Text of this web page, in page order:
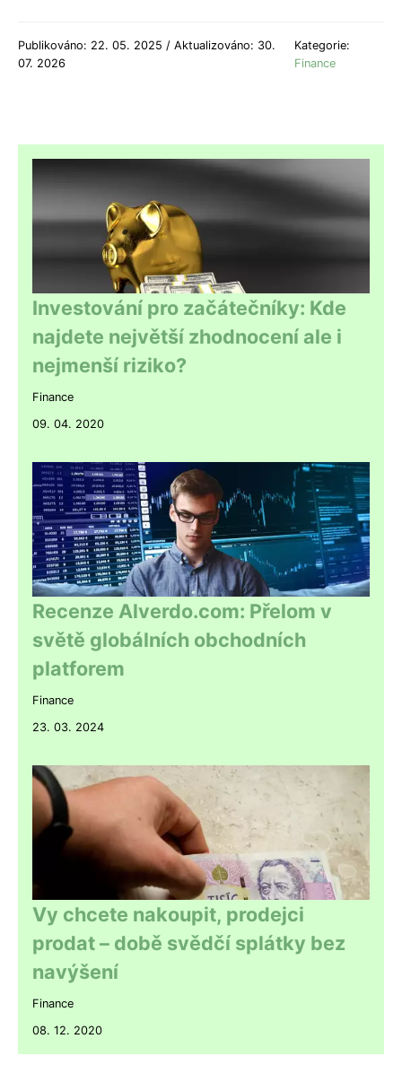
Publikováno: 22. 05. 2025 / Aktualizováno: 30.
07. 2026
Kategorie:
Finance
Investování pro začátečníky: Kde
najdete největší zhodnocení ale i
nejmenší riziko?
Finance
09. 04. 2020
Recenze Alverdo.com: Přelom v
světě globálních obchodních
platforem
Finance
23. 03. 2024
Vy chcete nakoupit, prodejci
prodat – době svědčí splátky bez
navýšení
Finance
08. 12. 2020